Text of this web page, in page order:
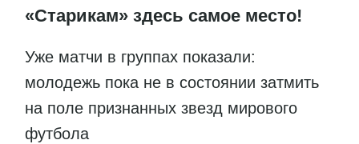
«Старикам» здесь самое место!
Уже матчи в группах показали:
молодежь пока не в состоянии затмить
на поле признанных звезд мирового
футбола